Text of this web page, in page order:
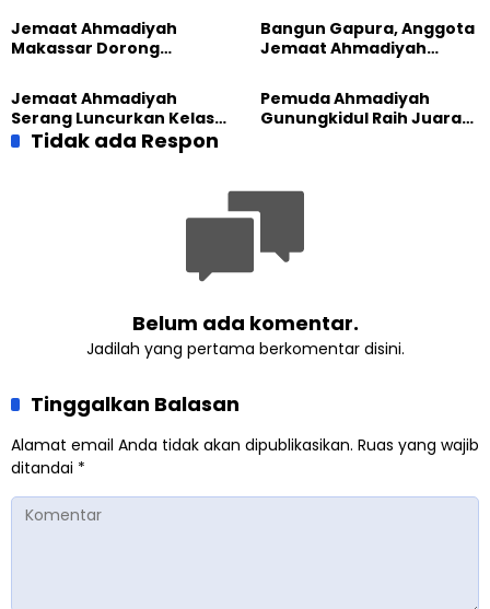
Masjid di Jemaat
Ahmadiyah Sukapura
Perkuat Kolaborasi Sosial
Jemaat Ahmadiyah
Makassar Dorong
Lewat Edukasi Ekoteologi
Bangun Gapura, Anggota
Jemaat Ahmadiyah
Sambut HUT RI ke-81
Jemaat Ahmadiyah
Serang Luncurkan Kelas
Tatar, Fokus Cetak
Pemuda Ahmadiyah
Gunungkidul Raih Juara
Tidak ada Respon
Belum ada komentar.
Jadilah yang pertama berkomentar disini.
Tinggalkan Balasan
Alamat email Anda tidak akan dipublikasikan. Ruas yang wajib
ditandai *